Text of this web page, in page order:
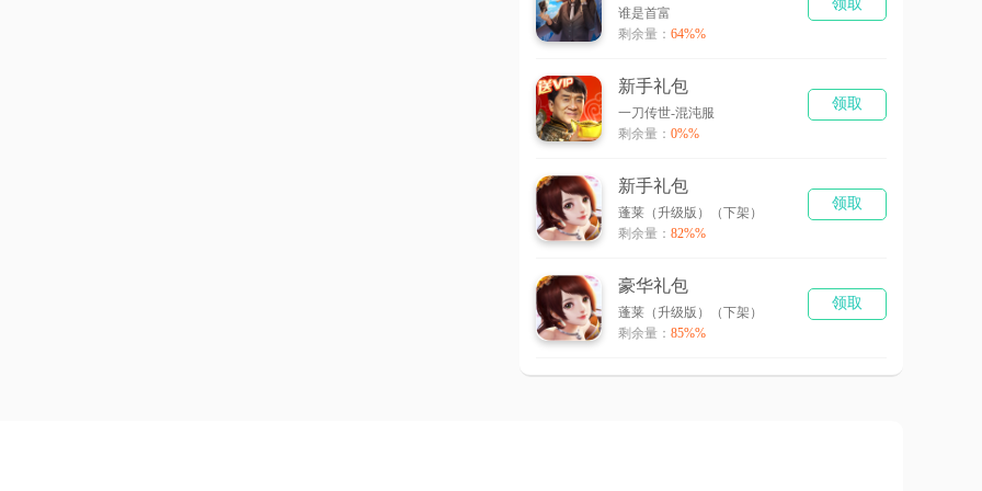
谁是首富
剩余量： 64%%
领取
新手礼包
一刀传世-混沌服
剩余量： 0%%
领取
新手礼包
蓬莱（升级版）（下架）
剩余量： 82%%
领取
豪华礼包
蓬莱（升级版）（下架）
剩余量： 85%%
领取